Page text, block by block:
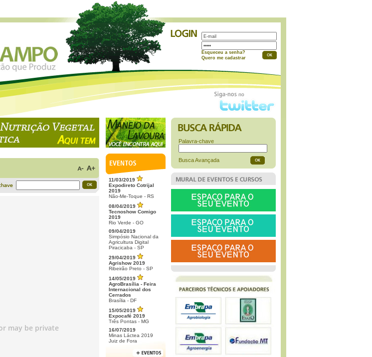
Esqueceu a senha?
Quero me cadastrar
11/03/2019
Expodireto Cotrijal
2019
Não-Me-Toque - RS
08/04/2019
Tecnoshow Comigo
2019
Rio Verde - GO
09/04/2019
Simpósio Nacional da
Agricultura Digital
Piracicaba - SP
29/04/2019
Agrishow 2019
Ribeirão Preto - SP
14/05/2019
AgroBrasília - Feira
Internacional dos
Cerrados
Brasília - DF
15/05/2019
Expocafé 2019
Três Pontas - MG
16/07/2019
Minas Láctea 2019
Juiz de Fora
Palavra-chave
Busca Avançada